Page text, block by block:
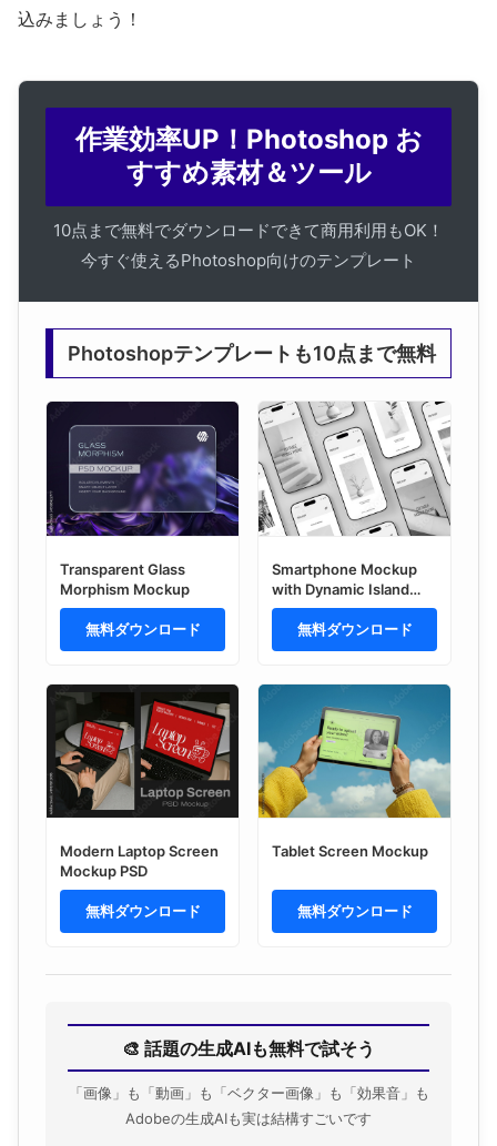
込みましょう！
作業効率UP！Photoshop お
すすめ素材＆ツール
10点まで無料でダウンロードできて商用利用もOK！
今すぐ使えるPhotoshop向けのテンプレート
Photoshopテンプレートも10点まで無料
Transparent Glass
Morphism Mockup
無料ダウンロード
Smartphone Mockup
with Dynamic Island
Display
無料ダウンロード
Modern Laptop Screen
Mockup PSD
無料ダウンロード
Tablet Screen Mockup
無料ダウンロード
🎨 話題の生成AIも無料で試そう
「画像」も「動画」も「ベクター画像」も「効果音」も
Adobeの生成AIも実は結構すごいです